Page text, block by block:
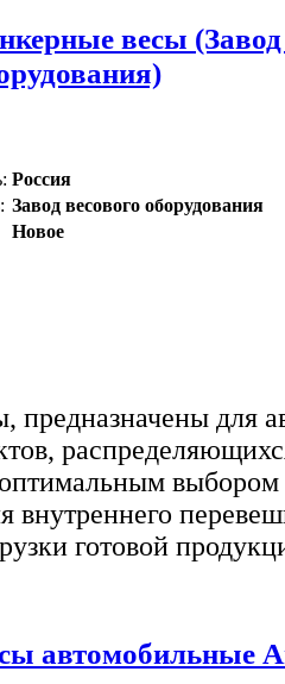
весы (Завод
Россия
Завод весового оборудования
Новое
предназначены для
внутреннего
готовой
автомобильные